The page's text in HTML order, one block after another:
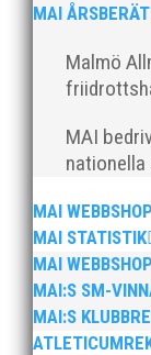
MAI
Malmö
MAI
MAI WEBBSHOP
MAI STATISTIK
MAI WEBBSHOP
MAI:S SM-
MAI:S
Nu är
MAI